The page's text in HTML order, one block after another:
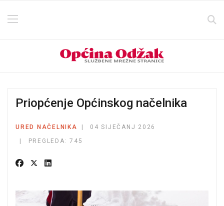
Priopćenje Općinskog načelnika
URED NAČELNIKA
04 SIJEČANJ 2026
PREGLEDA: 745